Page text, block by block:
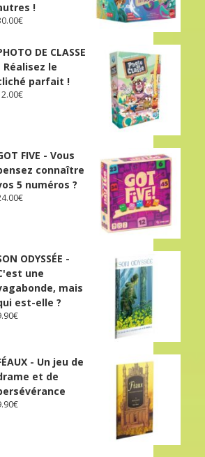
!
€
DE CLASSE
Réalisez le
parfait !
€
FIVE - Vous
connaître
5 numéros ?
€
ODYSSÉE -
une
mais
est-elle ?
€
- Un jeu de
et de
€